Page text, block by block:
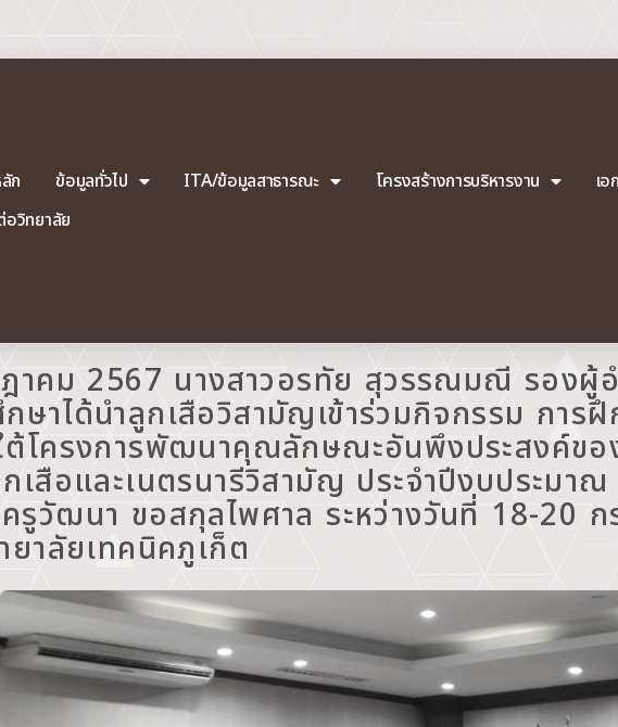
ก ข้อมูลทั่วไป ITA/ข้อมูลสาธารณะ โครงสร้างการบริหารงาน เ
วิทยาลัย
าคม 2567 นางสาวอรทัย สุวรรณมณี รองผู้อ
ษาได้นำลูกเสือวิสามัญเข้าร่วมกิจกรรม การ
โครงการพัฒนาคุณลักษณะอันพึงประสงค์ขอ
กเสือและเนตรนารีวิสามัญ ประจำปีงบประม
รูวัฒนา ขอสกุลไพศาล ระหว่างวันที่ 18-20
ยาลัยเทคนิคภูเก็ต